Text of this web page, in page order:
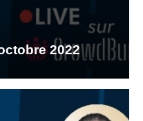
2022